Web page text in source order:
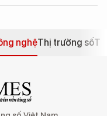
nghệThị trường số